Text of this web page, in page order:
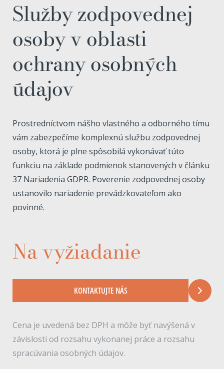
Služby zodpovednej
osoby v oblasti
ochrany osobných
údajov
Prostredníctvom nášho vlastného a odborného tímu
vám zabezpečíme komplexnú službu zodpovednej
osoby, ktorá je plne spôsobilá vykonávať túto
funkciu na základe podmienok stanovených v článku
37 Nariadenia GDPR. Poverenie zodpovednej osoby
ustanovilo nariadenie prevádzkovateľom ako
povinné.
Na vyžiadanie
KONTAKTUJTE NÁS
Cena je uvedená bez DPH a môže byť navýšená v
závislosti od rozsahu vykonanej práce a rozsahu
spracúvania osobných údajov.